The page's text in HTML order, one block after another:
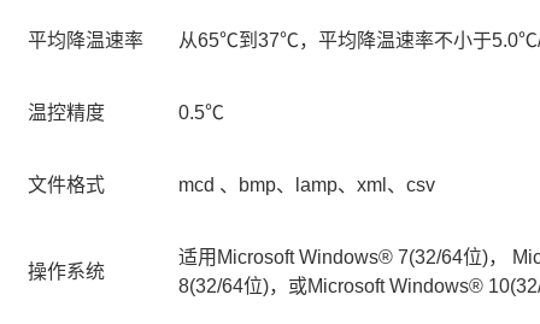
平均降温速率 从65℃到37℃，平均降温速率不小于
温控精度 0.5℃
文件格式 mcd 、bmp、lamp、xml、csv
操作系统
适用Microsoft Windows® 7(32/64位)，
8(32/64位)，或Microsoft Windows®